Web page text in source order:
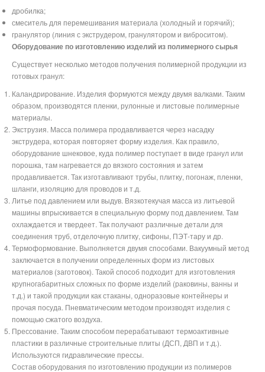
дробилка;
смеситель для перемешивания материала (холодный и горячий);
гранулятор (линия с экструдером, гранулятором и виброситом).
Оборудование по изготовлению изделий из полимерного сырья
Существует несколько методов получения полимерной продукции из
готовых гранул:
Каландрирование. Изделия формуются между двумя валками. Таким
образом, производятся пленки, рулонные и листовые полимерные
материалы.
Экструзия. Масса полимера продавливается через насадку
экструдера, которая повторяет форму изделия. Как правило,
оборудование шнековое, куда полимер поступает в виде гранул или
порошка, там нагревается до вязкого состояния и затем
продавливается. Так изготавливают трубы, плитку, погонаж, пленки,
шланги, изоляцию для проводов и т.д.
Литье под давлением или выдув. Вязкотекучая масса из литьевой
машины впрыскивается в специальную форму под давлением. Там
охлаждается и твердеет. Так получают различные детали для
соединения труб, отделочную плитку, сифоны, ПЭТ-тару и др.
Термоформование. Выполняется двумя способами. Вакуумный метод
заключается в получении определенных форм из листовых
материалов (заготовок). Такой способ подходит для изготовления
крупногабаритных сложных по форме изделий (раковины, ванны и
т.д.) и такой продукции как стаканы, одноразовые контейнеры и
прочая посуда. Пневматическим методом производят изделия с
помощью сжатого воздуха.
Прессование. Таким способом перерабатывают термоактивные
пластики в различные строительные плиты (ДСП, ДВП и т.д.).
Используются гидравлические прессы.
Состав оборудования по изготовлению продукции из полимеров